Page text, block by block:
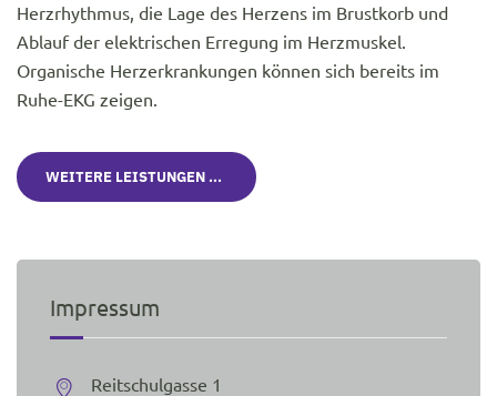
Herzrhythmus, die Lage des Herzens im Brustkorb und
Ablauf der elektrischen Erregung im Herzmuskel.
Organische Herzerkrankungen können sich bereits im
Ruhe-EKG zeigen.
WEITERE LEISTUNGEN ...
Impressum
Reitschulgasse 1